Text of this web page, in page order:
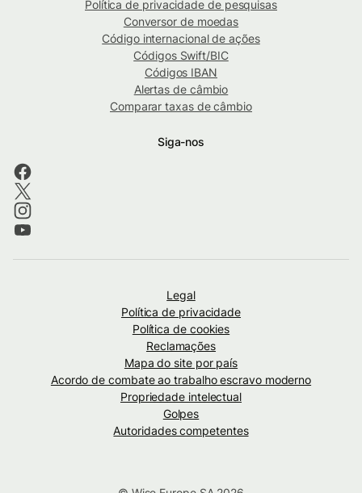
Política de privacidade de pesquisas
Conversor de moedas
Código internacional de ações
Códigos Swift/BIC
Códigos IBAN
Alertas de câmbio
Comparar taxas de câmbio
Siga-nos
Legal
Política de privacidade
Política de cookies
Reclamações
Mapa do site por país
Acordo de combate ao trabalho escravo moderno
Propriedade intelectual
Golpes
Autoridades competentes